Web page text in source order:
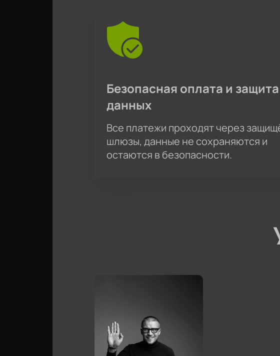
Безопасная оплата и защита
данных
Все платежи проходят через
шлюзы, данные не сохраняются и
остаются в безопасности.